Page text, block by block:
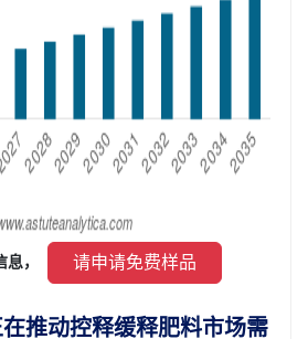
息， 请申请免费样品
推动控释缓释肥料市场需